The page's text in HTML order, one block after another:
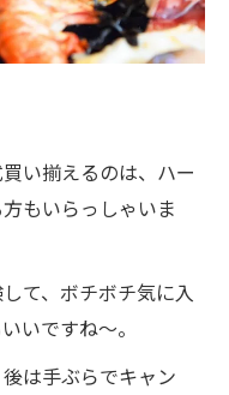
い揃えるのは、ハー
もいらっしゃいま
て、ボチボチ気に入
いですね～。
は手ぶらでキャン